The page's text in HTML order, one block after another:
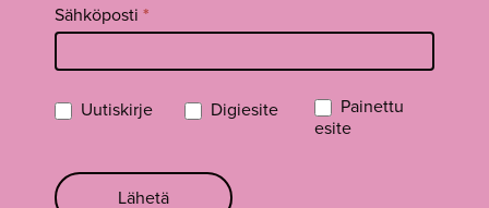
Sähköposti *
Uutiskirje Digiesite
Painettu
esite
Lähetä